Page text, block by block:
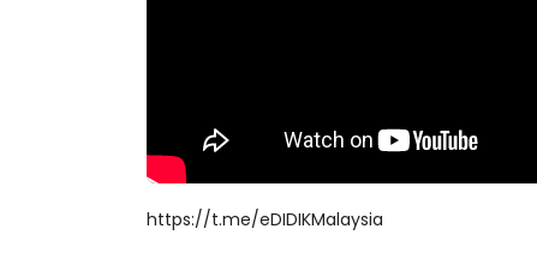
https://t.me/eDIDIKMalaysia